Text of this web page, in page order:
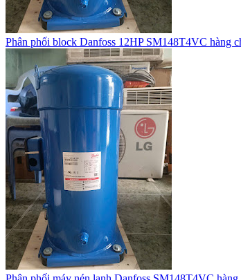
Phân phối block Danfoss 12HP SM148T4VC hàng